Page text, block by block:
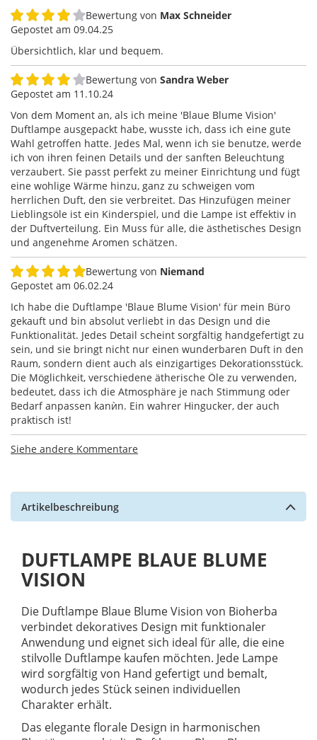
80%
Bewertung von Max Schneider
Gepostet am 09.04.25
Übersichtlich, klar und bequem.
80%
Bewertung von Sandra Weber
Gepostet am 11.10.24
Von dem Moment an, als ich meine 'Blaue Blume Vision'
Duftlampe ausgepackt habe, wusste ich, dass ich eine gute
Wahl getroffen hatte. Jedes Mal, wenn ich sie benutze, werde
ich von ihren feinen Details und der sanften Beleuchtung
verzaubert. Sie passt perfekt zu meiner Einrichtung und fügt
eine wohlige Wärme hinzu, ganz zu schweigen vom
herrlichen Duft, den sie verbreitet. Das Hinzufügen meiner
Lieblingsöle ist ein Kinderspiel, und die Lampe ist effektiv in
der Duftverteilung. Ein Muss für alle, die ästhetisches Design
und angenehme Aromen schätzen.
100%
Bewertung von Niemand
Gepostet am 06.02.24
Ich habe die Duftlampe 'Blaue Blume Vision' für mein Büro
gekauft und bin absolut verliebt in das Design und die
Funktionalität. Jedes Detail scheint sorgfältig handgefertigt zu
sein, und sie bringt nicht nur einen wunderbaren Duft in den
Raum, sondern dient auch als einzigartiges Dekorationsstück.
Die Möglichkeit, verschiedene ätherische Öle zu verwenden,
bedeutet, dass ich die Atmosphäre je nach Stimmung oder
Bedarf anpassen kanѝn. Ein wahrer Hingucker, der auch
praktisch ist!
Siehe andere Kommentare
Artikelbeschreibung
DUFTLAMPE BLAUE BLUME
VISION
Die Duftlampe Blaue Blume Vision von Bioherba
verbindet dekoratives Design mit funktionaler
Anwendung und eignet sich ideal für alle, die eine
stilvolle Duftlampe kaufen möchten. Jede Lampe
wird sorgfältig von Hand gefertigt und bemalt,
wodurch jedes Stück seinen individuellen
Charakter erhält.
Das elegante florale Design in harmonischen